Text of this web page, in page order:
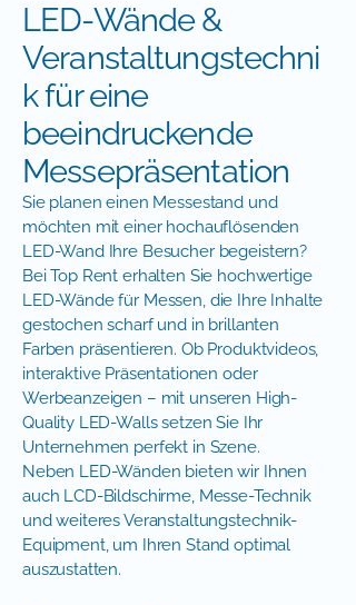
LED-Wände &
Veranstaltungstechni
k für eine
beeindruckende
Messepräsentation
Sie planen einen Messestand und
möchten mit einer hochauflösenden
LED-Wand Ihre Besucher begeistern?
Bei Top Rent erhalten Sie hochwertige
LED-Wände für Messen, die Ihre Inhalte
gestochen scharf und in brillanten
Farben präsentieren. Ob Produktvideos,
interaktive Präsentationen oder
Werbeanzeigen – mit unseren High-
Quality LED-Walls setzen Sie Ihr
Unternehmen perfekt in Szene.
Neben LED-Wänden bieten wir Ihnen
auch LCD-Bildschirme, Messe-Technik
und weiteres Veranstaltungstechnik-
Equipment, um Ihren Stand optimal
auszustatten.